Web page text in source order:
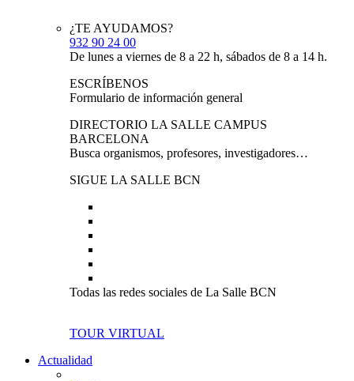
¿TE AYUDAMOS?
932 90 24 00
De lunes a viernes de 8 a 22 h, sábados de 8 a 14 h.
ESCRÍBENOS
Formulario de información general
DIRECTORIO LA SALLE CAMPUS
BARCELONA
Busca organismos, profesores, investigadores…
SIGUE LA SALLE BCN
Todas las redes sociales de La Salle BCN
TOUR VIRTUAL
Actualidad